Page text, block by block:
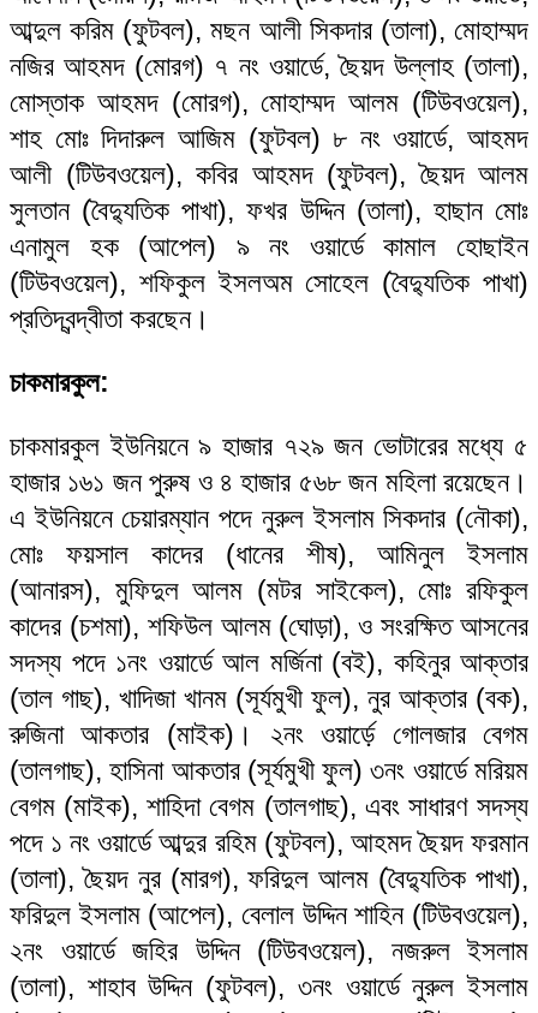
আব্দুল করিম (ফুটবল), মছন আলী সিকদার (তালা), মোহাম্মদ
নজির আহমদ (মোরগ) ৭ নং ওয়ার্ডে, ছৈয়দ উল্লাহ (তালা),
মোস্তাক আহমদ (মোরগ), মোহাম্মদ আলম (টিউবওয়েল),
শাহ মোঃ দিদারুল আজিম (ফুটবল) ৮ নং ওয়ার্ডে, আহমদ
আলী (টিউবওয়েল), কবির আহমদ (ফুটবল), ছৈয়দ আলম
সুলতান (বৈদ্যুতিক পাখা), ফখর উদ্দিন (তালা), হাছান মোঃ
এনামুল হক (আপেল) ৯ নং ওয়ার্ডে কামাল হোছাইন
(টিউবওয়েল), শফিকুল ইসলঅম সোহেল (বৈদ্যুতিক পাখা)
প্রতিদ্বন্দ্বীতা করছেন।
চাকমারকুল:
চাকমারকুল ইউনিয়নে ৯ হাজার ৭২৯ জন ভোটারের মধ্যে ৫
হাজার ১৬১ জন পুরুষ ও ৪ হাজার ৫৬৮ জন মহিলা রয়েছেন।
এ ইউনিয়নে চেয়ারম্যান পদে নুরুল ইসলাম সিকদার (নৌকা),
মোঃ ফয়সাল কাদের (ধানের শীষ), আমিনুল ইসলাম
(আনারস), মুফিদুল আলম (মটর সাইকেল), মোঃ রফিকুল
কাদের (চশমা), শফিউল আলম (ঘোড়া), ও সংরক্ষিত আসনের
সদস্য পদে ১নং ওয়ার্ডে আল মর্জিনা (বই), কহিনুর আক্তার
(তাল গাছ), খাদিজা খানম (সূর্যমুখী ফুল), নুর আক্তার (বক),
রুজিনা আকতার (মাইক)। ২নং ওয়ার্ড়ে গোলজার বেগম
(তালগাছ), হাসিনা আকতার (সূর্যমুখী ফুল) ৩নং ওয়ার্ডে মরিয়ম
বেগম (মাইক), শাহিদা বেগম (তালগাছ), এবং সাধারণ সদস্য
পদে ১ নং ওয়ার্ডে আব্দুর রহিম (ফুটবল), আহমদ ছৈয়দ ফরমান
(তালা), ছৈয়দ নুর (মারগ), ফরিদুল আলম (বৈদ্যুতিক পাখা),
ফরিদুল ইসলাম (আপেল), বেলাল উদ্দিন শাহিন (টিউবওয়েল),
২নং ওয়ার্ডে জহির উদ্দিন (টিউবওয়েল), নজরুল ইসলাম
(তালা), শাহাব উদ্দিন (ফুটবল), ৩নং ওয়ার্ডে নুরুল ইসলাম